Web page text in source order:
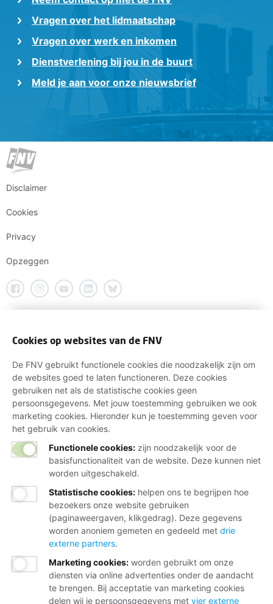
Vragen over het lidmaatschap
Vragen over werk en inkomen
Dienstverlening bij jou in de buurt
Meld je aan voor onze nieuwsbrief
Disclaimer
Cookies
Privacy
Opzeggen
Cookies op websites van de FNV
De FNV gebruikt functionele cookies die noodzakelijk zijn om
de websites goed te laten functioneren. Deze cookies
gebruiken net als de statistische cookies geen
persoonsgegevens. Met jouw toestemming gebruiken we ook
marketing cookies. Hieronder kun je toestemming geven voor
het gebruik van cookies.
Functionele cookies: zijn noodzakelijk voor de
basisfunctionaliteit van de website. Deze kunnen niet
worden uitgeschakeld.
Statistische cookies: helpen ons te begrijpen hoe
bezoekers onze website gebruiken
(paginaweergaven, klikgedrag). Deze gegevens
worden anoniem gemeten en gedeeld met drie
externe partners.
Marketing cookies: worden gebruikt om onze
diensten via online advertenties onder de aandacht
te brengen. Bij acceptatie van marketing cookies
delen wij je persoonsgegevens met vier externe